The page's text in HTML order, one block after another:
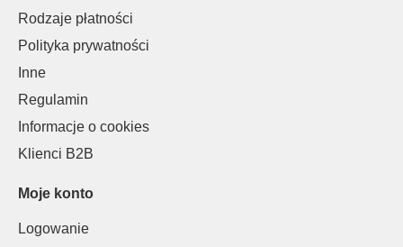
Rodzaje płatności
Polityka prywatności
Inne
Regulamin
Informacje o cookies
Klienci B2B
Moje konto
Logowanie